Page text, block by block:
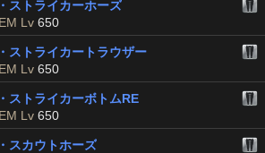
ストライカーホーズ
Lv 650
ストライカートラウザー
Lv 650
ストライカーボトムRE
Lv 650
スカウトホーズ